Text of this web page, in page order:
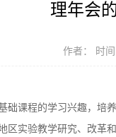
理年会
作者： 时间
课程的学习兴趣，培养
区实验教学研究、改